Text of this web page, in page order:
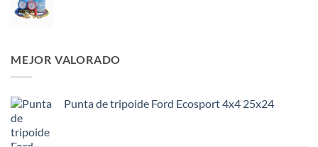
MEJOR VALORADO
Punta de tripoide Ford Ecosport 4x4 25x24